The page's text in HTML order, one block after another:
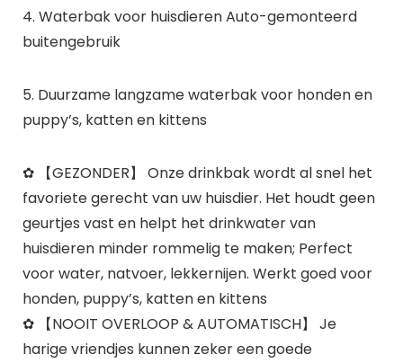
4. Waterbak voor huisdieren Auto-gemonteerd
buitengebruik
5. Duurzame langzame waterbak voor honden en
puppy’s, katten en kittens
✿ 【GEZONDER】 Onze drinkbak wordt al snel het
favoriete gerecht van uw huisdier. Het houdt geen
geurtjes vast en helpt het drinkwater van
huisdieren minder rommelig te maken; Perfect
voor water, natvoer, lekkernijen. Werkt goed voor
honden, puppy’s, katten en kittens
✿ 【NOOIT OVERLOOP & AUTOMATISCH】 Je
harige vriendjes kunnen zeker een goede